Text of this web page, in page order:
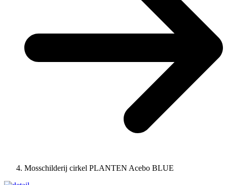
Mosschilderij cirkel PLANTEN Acebo BLUE